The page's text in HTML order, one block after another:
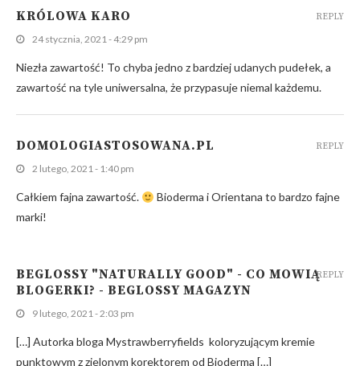
KRÓLOWA KARO
24 stycznia, 2021 - 4:29 pm
Niezła zawartość! To chyba jedno z bardziej udanych pudełek, a
zawartość na tyle uniwersalna, że przypasuje niemal każdemu.
REPLY
DOMOLOGIASTOSOWANA.PL
2 lutego, 2021 - 1:40 pm
Całkiem fajna zawartość.
Bioderma i Orientana to bardzo fajne
marki!
REPLY
BEGLOSSY "NATURALLY GOOD" - CO MOWIĄ
BLOGERKI? - BEGLOSSY MAGAZYN
9 lutego, 2021 - 2:03 pm
[…] Autorka bloga Mystrawberryfields koloryzującym kremie
punktowym z zielonym korektorem od Bioderma […]
REPLY